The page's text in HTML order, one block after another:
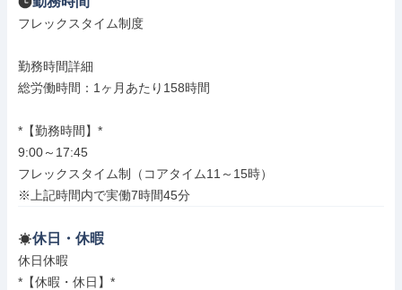
フレックスタイム制度
勤務時間詳細
総労働時間：1ヶ月あたり158時間
*【勤務時間】*
9:00～17:45
フレックスタイム制（コアタイム11～15時）
※上記時間内で実働7時間45分
休日・休暇
休日休暇
*【休暇・休日】*